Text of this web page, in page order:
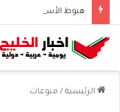
هبوط الأسهم والذهب
الرئيسية / منوعات